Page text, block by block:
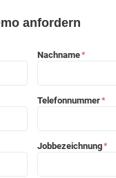
anfordern
Nachname*
Telefonnummer*
Jobbezeichnung*